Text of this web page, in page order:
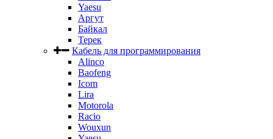
Yaesu
Аргут
Байкал
Терек
Кабель для программирования
Alinco
Baofeng
Icom
Lira
Motorola
Racio
Wouxun